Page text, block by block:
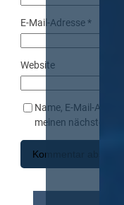
E-Mail-Adresse*
Website
Name, E-Mail-
meinen nächsten